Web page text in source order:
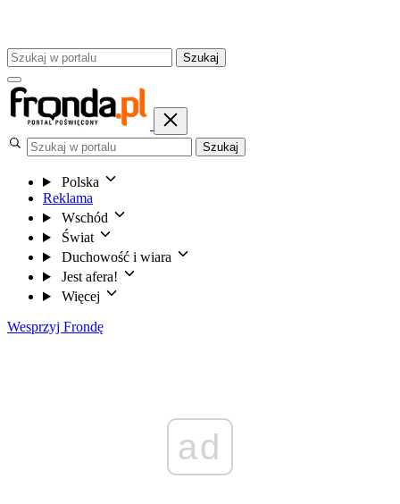
Szukaj
Szukaj
Polska
Reklama
Wschód
Świat
Duchowość i wiara
Jest afera!
Więcej
Wesprzyj Frondę
ad